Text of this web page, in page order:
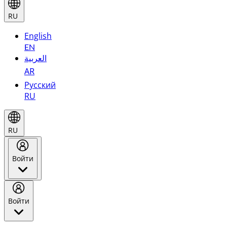
RU
English
EN
العربية
AR
Русский
RU
RU
Войти
Войти